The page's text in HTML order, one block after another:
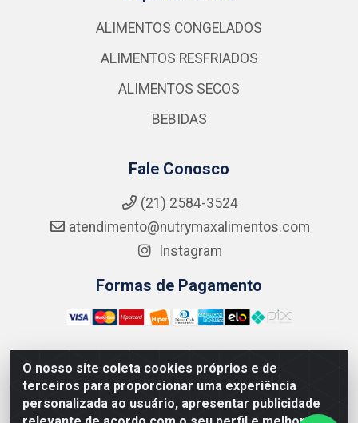
O nosso site coleta cookies próprios e de
terceiros para proporcionar uma experiência
personalizada ao usuário, apresentar publicidade
ALIMENTOS CONGELADOS
ALIMENTOS RESFRIADOS
ALIMENTOS SECOS
BEBIDAS
Fale Conosco
(21) 2584-3524
atendimento@nutrymaxalimentos.com
Instagram
Formas de Pagamento
NUTRY MAX COMÉRCIO DE PRODUTOS ALIMENTICIOS
LTDA - RUA DO FEIJÃO, 721 PENHA CIRCULAR/RJ -
CNPJ: 15.796.122/0001-03